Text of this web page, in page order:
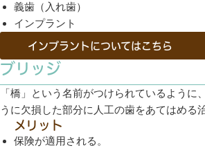
義歯（入れ歯）
インプラント
インプラントについてはこちら
ブリッジ
「橋」という名前がつけられているよう
うに欠損した部分に人工の歯をあてはめる
メリット
保険が適用される。